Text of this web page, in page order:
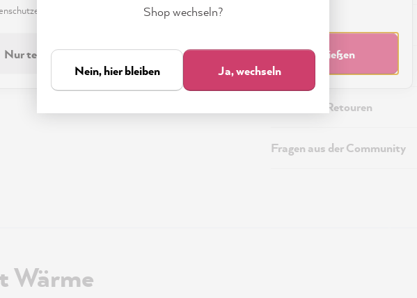
Sicherheitsinformationen
Versand & Retouren
Fragen aus der Community
Wärme
Einstellungen
Akzeptieren & Schließen
Nur technisch Erforderliche
Shop wechseln?
Nein, hier bleiben Ja, wechseln